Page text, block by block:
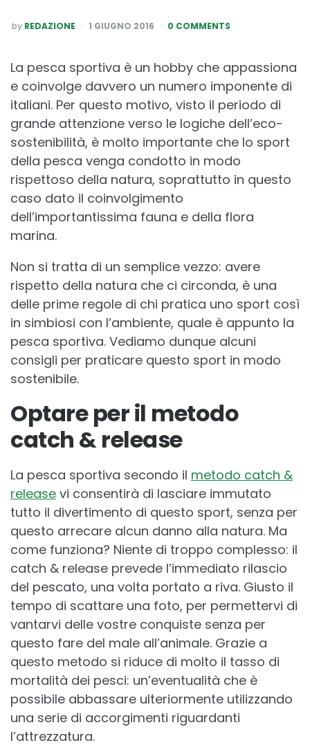
POSTED
BY
by REDAZIONE 1 GIUGNO 2016 0 COMMENTS
La pesca sportiva è un hobby che appassiona
e coinvolge davvero un numero imponente di
italiani. Per questo motivo, visto il periodo di
grande attenzione verso le logiche dell’eco-
sostenibilità, è molto importante che lo sport
della pesca venga condotto in modo
rispettoso della natura, soprattutto in questo
caso dato il coinvolgimento
dell’importantissima fauna e della flora
marina.
Non si tratta di un semplice vezzo: avere
rispetto della natura che ci circonda, è una
delle prime regole di chi pratica uno sport così
in simbiosi con l’ambiente, quale è appunto la
pesca sportiva. Vediamo dunque alcuni
consigli per praticare questo sport in modo
sostenibile.
Optare per il metodo
catch & release
La pesca sportiva secondo il metodo catch &
release vi consentirà di lasciare immutato
tutto il divertimento di questo sport, senza per
questo arrecare alcun danno alla natura. Ma
come funziona? Niente di troppo complesso: il
catch & release prevede l’immediato rilascio
del pescato, una volta portato a riva. Giusto il
tempo di scattare una foto, per permettervi di
vantarvi delle vostre conquiste senza per
questo fare del male all’animale. Grazie a
questo metodo si riduce di molto il tasso di
mortalità dei pesci: un’eventualità che è
possibile abbassare ulteriormente utilizzando
una serie di accorgimenti riguardanti
l’attrezzatura.